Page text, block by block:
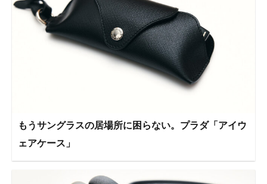
もうサングラスの居場所に困らない。プラダ「アイウ
ェアケース」